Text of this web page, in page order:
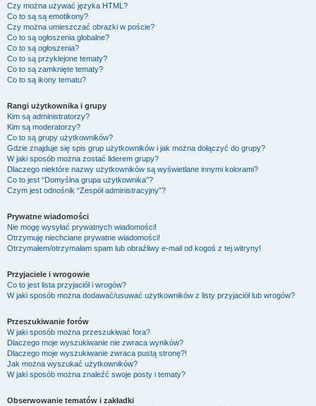
Czy można używać języka HTML?
Co to są są emotikony?
Czy można umieszczać obrazki w poście?
Co to są ogłoszenia globalne?
Co to są ogłoszenia?
Co to są przyklejone tematy?
Co to są zamknięte tematy?
Co to są ikony tematu?
Rangi użytkownika i grupy
Kim są administratorzy?
Kim są moderatorzy?
Co to są grupy użytkowników?
Gdzie znajduje się spis grup użytkowników i jak można dołączyć do grupy?
W jaki sposób można zostać liderem grupy?
Dlaczego niektóre nazwy użytkowników są wyświetlane innymi kolorami?
Co to jest “Domyślna grupa użytkownika”?
Czym jest odnośnik “Zespół administracyjny”?
Prywatne wiadomości
Nie mogę wysyłać prywatnych wiadomości!
Otrzymuję niechciane prywatne wiadomości!
Otrzymałem/otrzymałam spam lub obraźliwy e-mail od kogoś z tej witryny!
Przyjaciele i wrogowie
Co to jest lista przyjaciół i wrogów?
W jaki sposób można dodawać/usuwać użytkowników z listy przyjaciół lub wrogów?
Przeszukiwanie forów
W jaki sposób można przeszukiwać fora?
Dlaczego moje wyszukiwanie nie zwraca wyników?
Dlaczego moje wyszukiwanie zwraca pustą stronę?!
Jak można wyszukać użytkowników?
W jaki sposób można znaleźć swoje posty i tematy?
Obserwowanie tematów i zakładki